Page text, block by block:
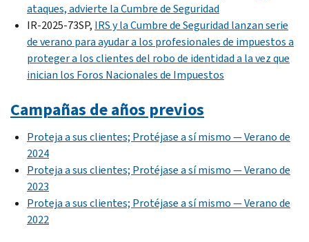
ataques, advierte la Cumbre de Seguridad
IR-2025-73SP, IRS y la Cumbre de Seguridad lanzan serie
de verano para ayudar a los profesionales de impuestos a
proteger a los clientes del robo de identidad a la vez que
inician los Foros Nacionales de Impuestos
Campañas de años previos
Proteja a sus clientes; Protéjase a sí mismo — Verano de
2024
Proteja a sus clientes; Protéjase a sí mismo — Verano de
2023
Proteja a sus clientes; Protéjase a sí mismo — Verano de
2022